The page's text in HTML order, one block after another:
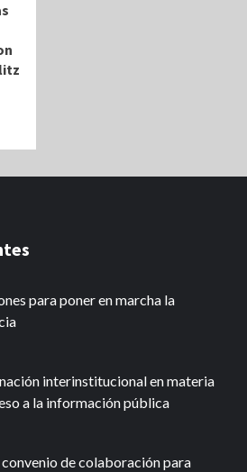
para poner en marcha la
interinstitucional en materia
a la información pública
de colaboración para